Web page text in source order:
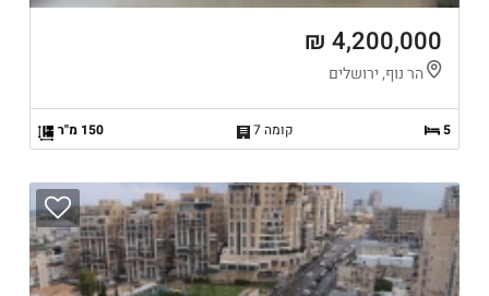
4,200,000 ₪
הר נוף, ירושלים
5 קומה 7 150 מ"ר